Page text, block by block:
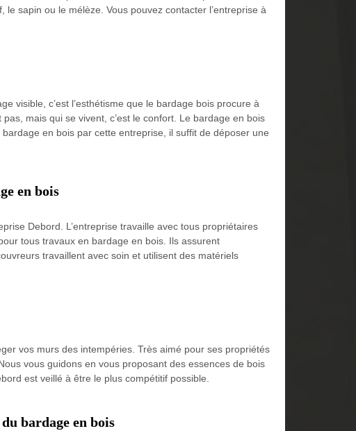
sapin ou le mélèze. Vous pouvez contacter l’entreprise à
visible, c’est l’esthétisme que le bardage bois procure à
mais qui se vivent, c’est le confort. Le bardage en bois
en bois par cette entreprise, il suffit de déposer une
en bois
Debord. L’entreprise travaille avec tous propriétaires
tous travaux en bardage en bois. Ils assurent
travaillent avec soin et utilisent des matériels
vos murs des intempéries. Très aimé pour ses propriétés
vous guidons en vous proposant des essences de bois
est veillé à être le plus compétitif possible.
bardage en bois